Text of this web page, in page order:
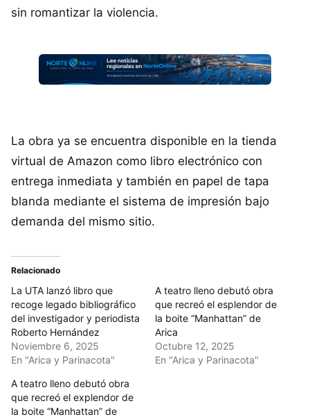
sin romantizar la violencia.
La obra ya se encuentra disponible en la tienda
virtual de Amazon como libro electrónico con
entrega inmediata y también en papel de tapa
blanda mediante el sistema de impresión bajo
demanda del mismo sitio.
Relacionado
La UTA lanzó libro que
recoge legado bibliográfico
del investigador y periodista
Roberto Hernández
Noviembre 6, 2025
En "Arica y Parinacota"
A teatro lleno debutó obra
que recreó el esplendor de
la boite “Manhattan” de
Arica
Octubre 12, 2025
En "Arica y Parinacota"
A teatro lleno debutó obra
que recreó el explendor de
la boite “Manhattan” de